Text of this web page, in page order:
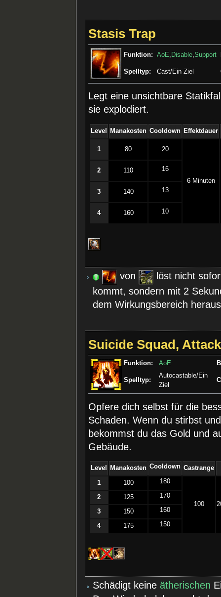
Stasis Trap
Funktion: AoE, Disable,Support
Spelltyp: Cast/Ein Ziel
Legt eine unsichtbare
sie explodiert.
Level Manakosten Cooldown Effektdauer
1 80 20
6 Minuten
2 110 16
3 140 13
4 160 10
von
löst nicht
kommt, sondern mit 2
dem Wirkungsbereich
Suicide Squad,
Funktion: AoE
Spelltyp:
Autocastable/Ein
Ziel
Opfere dich selbst für die
Schaden. Wenn du stirbst
bekommst du das Gold und
Gebäude.
Level Manakosten Cooldown Castrange
1 100 180
100
2 125 170
3 150 160
4 175 150
Schädigt keine ätherischen